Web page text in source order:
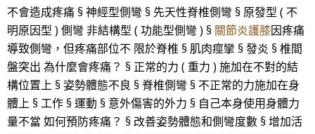
不會造成疼痛 § 神經型側彎 § 先天性脊椎側彎 § 原發型 ( 不
明原因型 ) 側彎 非結構型 ( 功能型側彎 ) § 關節炎護膝因疼痛
導致側彎，但疼痛部位不 限於脊椎 § 肌肉痙攣 § 發炎 § 椎間
盤突出 為什麼會疼痛？ § 正常的力 ( 重力 ) 施加在不對的結
構位置上 § 姿勢體態不良 § 脊椎側彎 § 不正常的力施加在身
體上 § 工作 § 運動 § 意外傷害的外力 § 自己本身使用身體力
量不當 如何預防疼痛？ § 改善姿勢體態和側彎度數 § 增加活